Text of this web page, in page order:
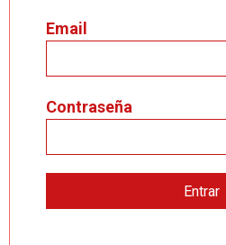
Email
Contraseña